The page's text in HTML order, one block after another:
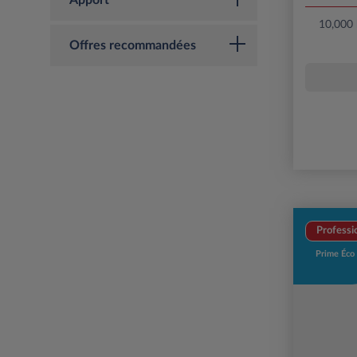
Offres recommandées
10,000
Prime Éco